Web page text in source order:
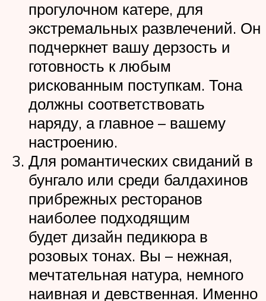
прогулочном катере, для
экстремальных развлечений. Он
подчеркнет вашу дерзость и
готовность к любым
рискованным поступкам. Тона
должны соответствовать
наряду, а главное – вашему
настроению.
Для романтических свиданий в
бунгало или среди балдахинов
прибрежных ресторанов
наиболее подходящим
будет дизайн педикюра в
розовых тонах. Вы – нежная,
мечтательная натура, немного
наивная и девственная. Именно